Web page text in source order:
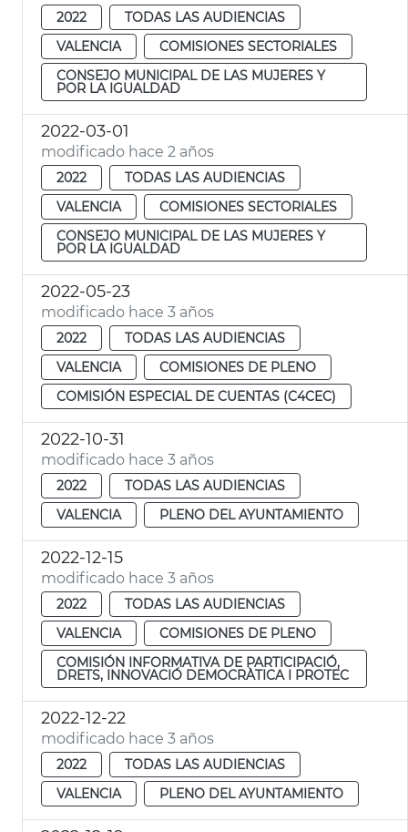
2022
TODAS LAS AUDIENCIAS
VALENCIA
COMISIONES SECTORIALES
CONSEJO MUNICIPAL DE LAS MUJERES Y
POR LA IGUALDAD
2022-03-01
modificado hace 2 años
2022
TODAS LAS AUDIENCIAS
VALENCIA
COMISIONES SECTORIALES
CONSEJO MUNICIPAL DE LAS MUJERES Y
POR LA IGUALDAD
2022-05-23
modificado hace 3 años
2022
TODAS LAS AUDIENCIAS
VALENCIA
COMISIONES DE PLENO
COMISIÓN ESPECIAL DE CUENTAS (C4CEC)
2022-10-31
modificado hace 3 años
2022
TODAS LAS AUDIENCIAS
VALENCIA
PLENO DEL AYUNTAMIENTO
2022-12-15
modificado hace 3 años
2022
TODAS LAS AUDIENCIAS
VALENCIA
COMISIONES DE PLENO
COMISIÓN INFORMATIVA DE PARTICIPACIÓ,
DRETS, INNOVACIÓ DEMOCRÀTICA I PROTEC
2022-12-22
modificado hace 3 años
2022
TODAS LAS AUDIENCIAS
VALENCIA
PLENO DEL AYUNTAMIENTO